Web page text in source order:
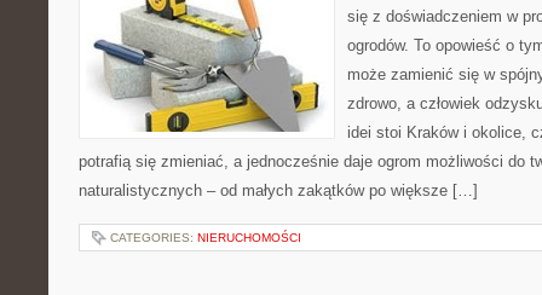
się z doświadczeniem w
ogrodów. To opowieść o
może zamienić się w
zdrowo, a człowiek
idei stoi Kraków i okolice,
potrafią się zmieniać, a jednocześnie daje ogrom możliwości do
naturalistycznych – od małych zakątków po większe […]
CATEGORIES: NIERUCHOMOŚCI